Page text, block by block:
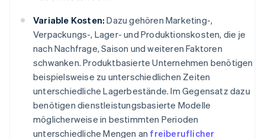
Variable Kosten: Dazu gehören Marketing-,
Verpackungs-, Lager- und Produktionskosten, die je
nach Nachfrage, Saison und weiteren Faktoren
schwanken. Produktbasierte Unternehmen benötigen
beispielsweise zu unterschiedlichen Zeiten
unterschiedliche Lagerbestände. Im Gegensatz dazu
benötigen dienstleistungsbasierte Modelle
möglicherweise in bestimmten Perioden
unterschiedliche Mengen an freiberuflicher